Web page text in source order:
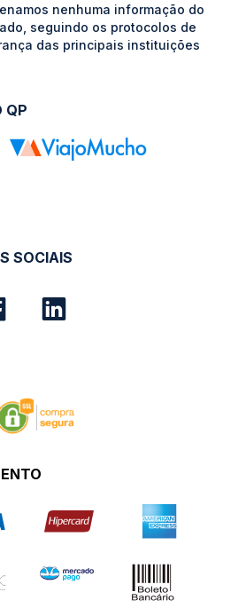
nenhuma informação do
seguindo os protocolos de
das principais instituições
QP
SOCIAIS